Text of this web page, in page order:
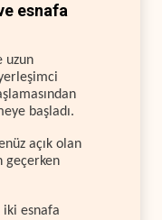
esnafa
uzun
başladı.
açık olan
geçerken
iki esnafa